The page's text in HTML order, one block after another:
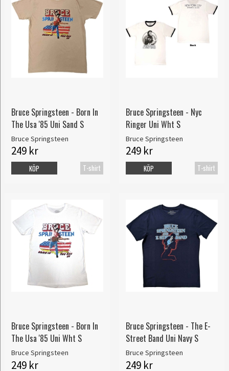
Bruce Springsteen - Born In
The Usa '85 Uni Sand S
Bruce Springsteen
249 kr
T-shirt
KÖP
Bruce Springsteen - Nyc
Ringer Uni Wht S
Bruce Springsteen
249 kr
T-shirt
KÖP
Bruce Springsteen - Born In
The Usa '85 Uni Wht S
Bruce Springsteen
249 kr
Bruce Springsteen - The E-
Street Band Uni Navy S
Bruce Springsteen
249 kr